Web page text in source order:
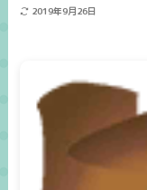
2019年9月26日